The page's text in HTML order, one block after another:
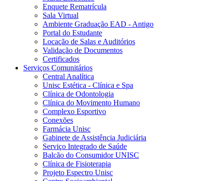
Enquete Rematrícula
Sala Virtual
Ambiente Graduação EAD - Antigo
Portal do Estudante
Locação de Salas e Auditórios
Validação de Documentos
Certificados
Serviços Comunitários
Central Analítica
Unisc Estética - Clínica e Spa
Clínica de Odontologia
Clínica do Movimento Humano
Complexo Esportivo
Conexões
Farmácia Unisc
Gabinete de Assistência Judiciária
Serviço Integrado de Saúde
Balcão do Consumidor UNISC
Clínica de Fisioterapia
Projeto Espectro Unisc